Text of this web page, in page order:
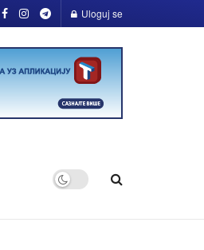
Uloguj se